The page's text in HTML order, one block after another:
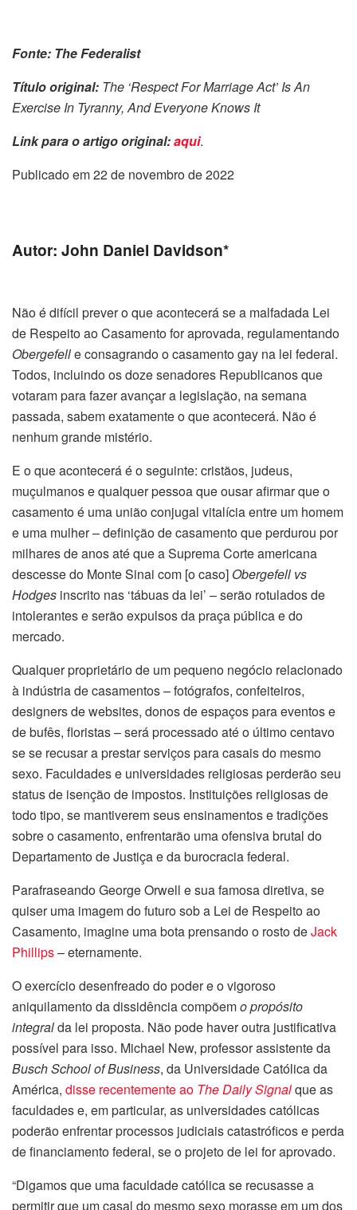
Fonte: The Federalist
Título original: The ‘Respect For Marriage Act’ Is An
Exercise In Tyranny, And Everyone Knows It
Link para o artigo original:aqui.
Publicado em 22 de novembro de 2022
Autor: John Daniel Davidson*
Não é difícil prever o que acontecerá se a malfadada Lei
de Respeito ao Casamento for aprovada, regulamentando
Obergefelle consagrando o casamento gay na lei federal.
Todos, incluindo os doze senadores Republicanos que
votaram para fazer avançar a legislação, na semana
passada, sabem exatamente o que acontecerá. Não é
nenhum grande mistério.
E o que acontecerá é o seguinte: cristãos, judeus,
muçulmanos e qualquer pessoa que ousar afirmar que o
casamento é uma união conjugal vitalícia entre um homem
e uma mulher – definição de casamento que perdurou por
milhares de anos até que a Suprema Corte americana
descesse do Monte Sinai com [o caso] Obergefell vs
Hodges inscrito nas ‘tábuas da lei’ – serão rotulados de
intolerantes e serão expulsos da praça pública e do
mercado.
Qualquer proprietário de um pequeno negócio relacionado
à indústria de casamentos – fotógrafos, confeiteiros,
designers de websites, donos de espaços para eventos e
de bufês, floristas – será processado até o último centavo
se se recusar a prestar serviços para casais do mesmo
sexo. Faculdades e universidades religiosas perderão seu
status de isenção de impostos. Instituições religiosas de
todo tipo, se mantiverem seus ensinamentos e tradições
sobre o casamento, enfrentarão uma ofensiva brutal do
Departamento de Justiça e da burocracia federal.
Parafraseando George Orwell e sua famosa diretiva, se
quiser uma imagem do futuro sob a Lei de Respeito ao
Casamento, imagine uma bota prensando o rosto deJack
Phillips– eternamente.
O exercício desenfreado do poder e o vigoroso
aniquilamento da dissidência compõemo propósito
integralda lei proposta. Não pode haver outra justificativa
possível para isso. Michael New, professor assistente da
Busch School of Business, da Universidade Católica da
América, disse recentemente ao The Daily Signalque as
faculdades e, em particular, as universidades católicas
poderão enfrentar processos judiciais catastróficos e perda
de financiamento federal, se o projeto de lei for aprovado.
“Digamos que uma faculdade católica se recusasse a
permitir que um casal do mesmo sexo morasse em um dos